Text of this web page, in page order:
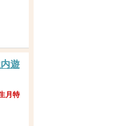
遊
月特